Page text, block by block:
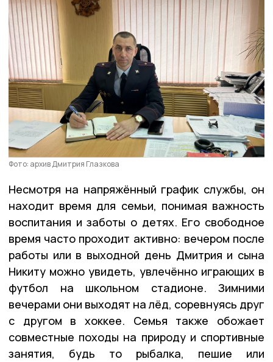
Фото: архив Дмитрия Глазкова
Несмотря на напряжённый график службы, он
находит время для семьи, понимая важность
воспитания и заботы о детях. Его свободное
время часто проходит активно: вечером после
работы или в выходной день Дмитрия и сына
Никиту можно увидеть, увлечённо играющих в
футбол на школьном стадионе. Зимними
вечерами они выходят на лёд, соревнуясь друг
с другом в хоккее. Семья также обожает
совместные походы на природу и спортивные
занятия, будь то рыбалка, пешие или